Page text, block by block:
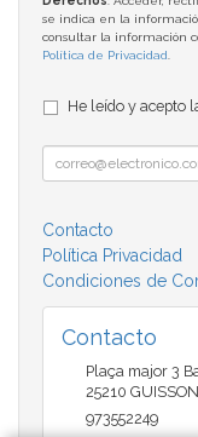
se indica en la
consultar la información
Política de Privacidad
He leído y acepto
Contacto
Política Privacidad
Condiciones de
Contacto
Plaça major 3
25210
973552249